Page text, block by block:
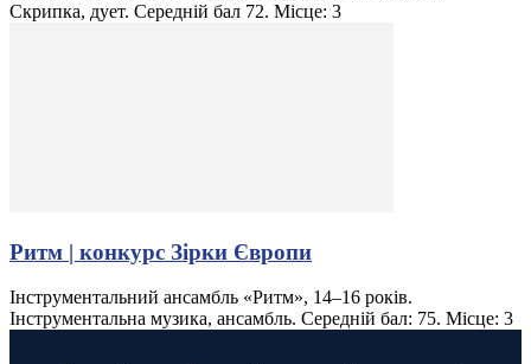
Скрипка, дует. Середній бал 72. Місце: 3
Ритм | конкурс Зірки Європи
Інструментальний ансамбль «Ритм», 14–16 років.
Інструментальна музика, ансамбль. Середній бал: 75. Місце: 3